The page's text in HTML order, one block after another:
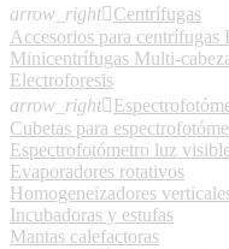
arrow_right Centrífugas
Accesorios para centrífugas
Minicentrífugas Multi-
Electroforesis
arrow_right
Cubetas para
Espectrofotómetro luz
Evaporadores rotativos
Homogeneizadores
Incubadoras y estufas
Mantas calefactoras